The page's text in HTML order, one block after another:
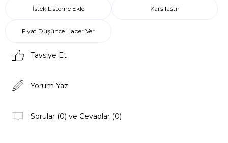
İstek Listeme Ekle Karşılaştır
Fiyat Düşünce Haber Ver
Tavsiye Et
Yorum Yaz
Sorular (0) ve Cevaplar (0)